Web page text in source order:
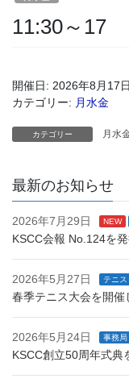
11:30～17
開催日: 2026年8月17日
カテゴリー: 月水金
カテゴリー 月水
最新のお知らせ
2026年7月29日 NEW
KSCC会報 No.124を
2026年5月27日 テニス
春季テニス大会を開催
2026年5月24日 事務局
KSCC創立50周年式典